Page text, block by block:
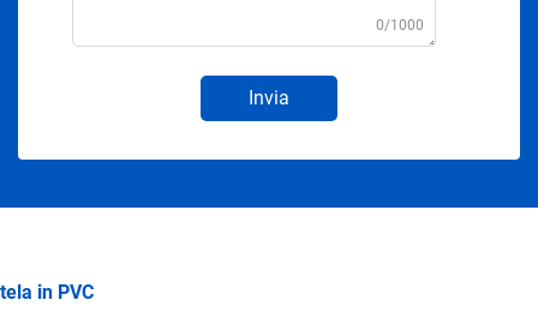
0/1000
Invia
tela in PVC